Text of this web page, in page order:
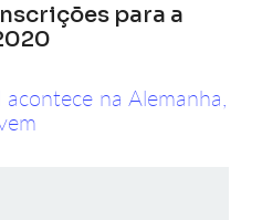
para a
na Alemanha,